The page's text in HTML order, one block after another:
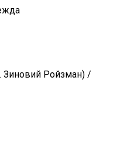
Зиновий Ройзман) /